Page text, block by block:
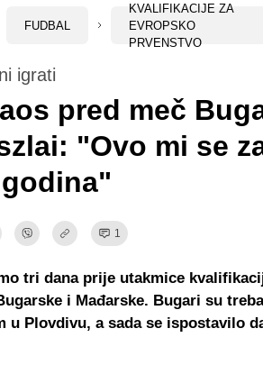
FUDBAL
KVALIFIKACIJE ZA
EVROPSKO
PRVENSTVO
igrati
pred meč
"Ovo mi se
1
tri dana prije utakmice
i Mađarske. Bugari su
u Plovdivu, a sada se ispostavilo